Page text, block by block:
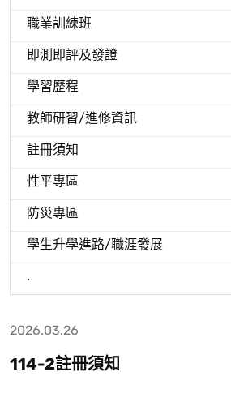
職業訓練班
即測即評及發證
學習歷程
教師研習/進修資訊
註冊須知
性平專區
防災專區
學生升學進路/職涯發展
.
2026.03.26
114-2註冊須知